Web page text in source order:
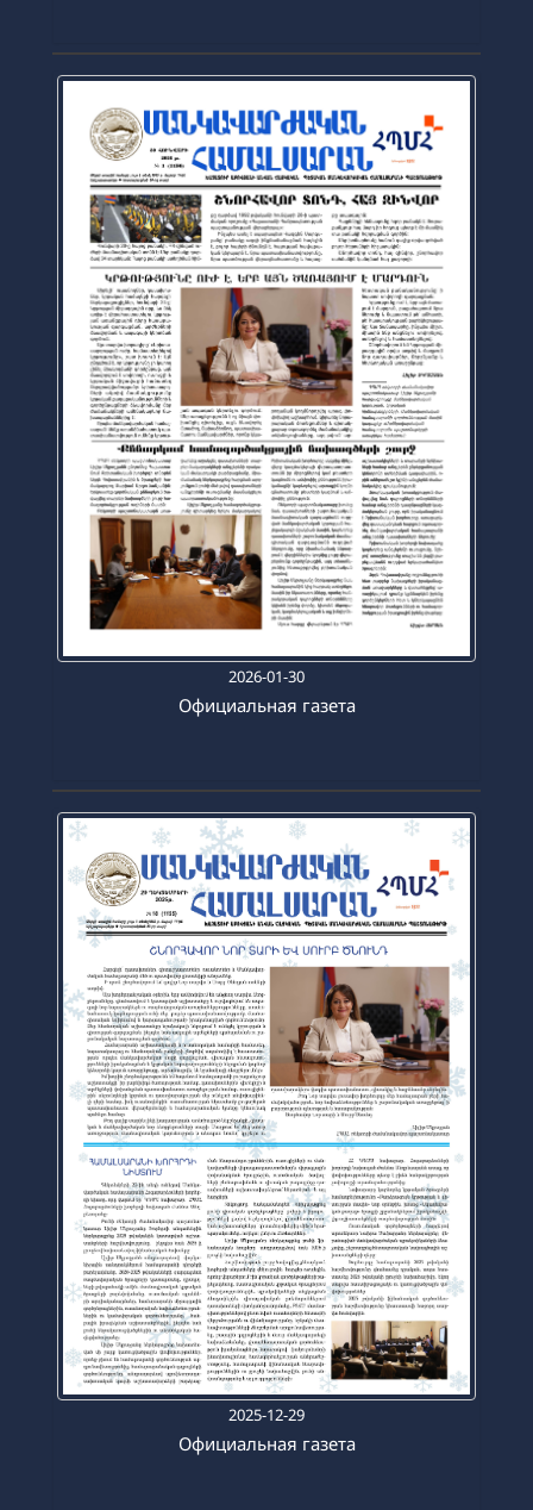
2026-01-30
Официальная газета
2025-12-29
Официальная газета